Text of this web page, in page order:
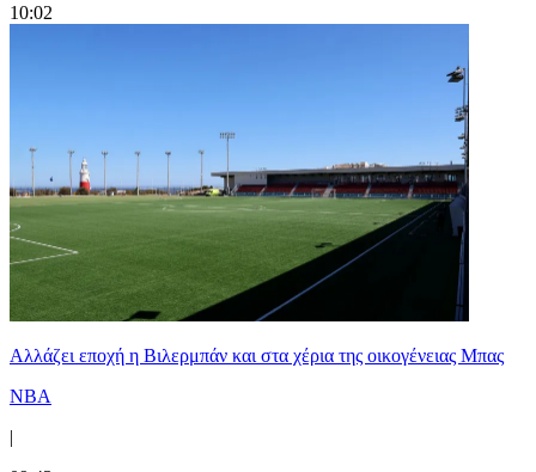
10:02
Aλλάζει εποχή η Βιλερμπάν και στα χέρια της οικογένειας Μπας
NBA
|